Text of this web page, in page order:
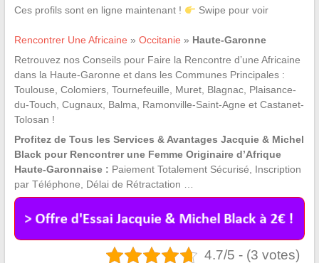
Ces profils sont en ligne maintenant ! Swipe pour voir
Rencontrer Une Africaine » Occitanie » Haute-Garonne
Retrouvez nos Conseils pour Faire la Rencontre d’une Africaine
dans la Haute-Garonne et dans les Communes Principales :
Toulouse, Colomiers, Tournefeuille, Muret, Blagnac, Plaisance-
du-Touch, Cugnaux, Balma, Ramonville-Saint-Agne et Castanet-
Tolosan !
Profitez de Tous les Services & Avantages Jacquie & Michel
Black pour Rencontrer une Femme Originaire d’Afrique
Haute-Garonnaise : Paiement Totalement Sécurisé, Inscription
par Téléphone, Délai de Rétractation …
4.7/5 - (3 votes)